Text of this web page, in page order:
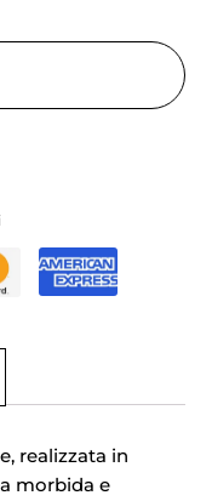
realizzata in
morbida e